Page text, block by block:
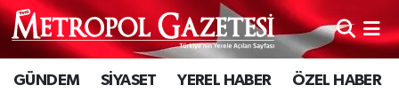
GÜNDEM SİYASET YEREL HABER ÖZEL HABER
Hava Durumu